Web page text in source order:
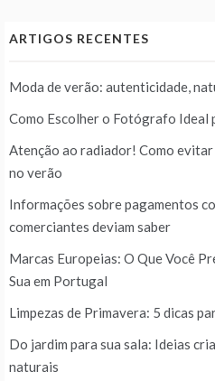
ARTIGOS RECENTES
Moda de verão: autenticidade,
Como Escolher o Fotógrafo Ideal
Atenção ao radiador! Como
no verão
Informações sobre pagamentos
comerciantes deviam saber
Marcas Europeias: O Que Você
Sua em Portugal
Limpezas de Primavera: 5 dicas
Do jardim para sua sala: Ideias
naturais